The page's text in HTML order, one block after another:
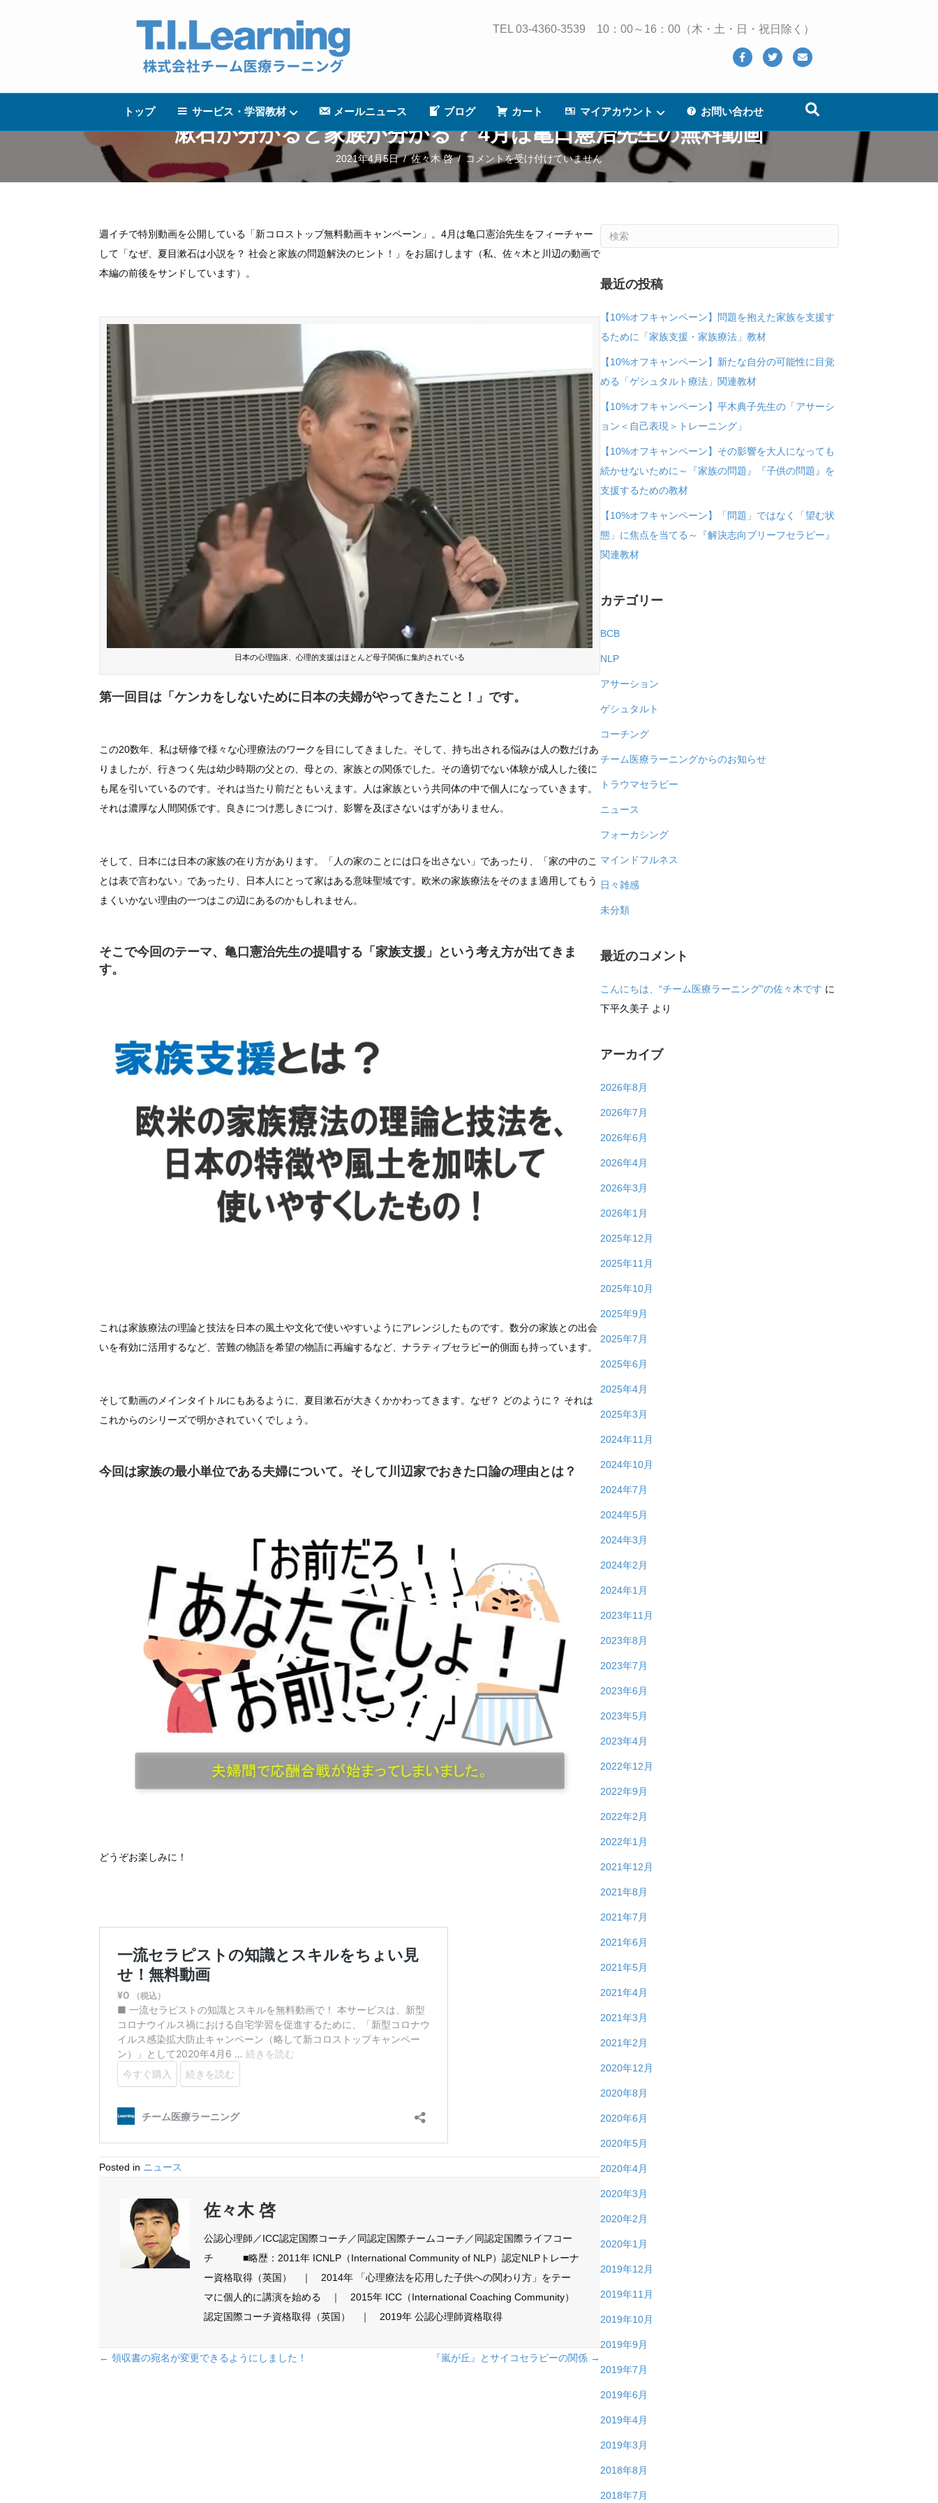
TEL 03-4360-3539 10：00～16：00（木・土・日・祝日除く）
FacebookTwitter
トップ サービス・学習教材 メールニュース ブログ カート マイアカウント お問い合わせ
漱石が分かると家族が分かる？ 4月は亀口憲治先生の無料動画
2021年4月5日/佐々木 啓/ 漱
石
か
る
族
か
る？
4
月
は
亀
口
憲
治
先
生
の
無
料
動
コメントを受け付けていません
週イチで特別動画を公開している「新コロストップ無料動画キャンペーン」。4月は亀口憲治先生をフィーチャー
して「なぜ、夏目漱石は小説を？ 社会と家族の問題解決のヒント！」をお届けします（私、佐々木と川辺の動画で
本編の前後をサンドしています）。
日本の心理臨床、心理的支援はほとんど母子関係に集約されている
第一回目は「ケンカをしないために日本の夫婦がやってきたこと！」です。
この20数年、私は研修で様々な心理療法のワークを目にしてきました。そして、持ち出される悩みは人の数だけあ
りましたが、行きつく先は幼少時期の父との、母との、家族との関係でした。その適切でない体験が成人した後に
も尾を引いているのです。それは当たり前だともいえます。人は家族という共同体の中で個人になっていきます。
それは濃厚な人間関係です。良きにつけ悪しきにつけ、影響を及ぼさないはずがありません。
そして、日本には日本の家族の在り方があります。「人の家のことには口を出さない」であったり、「家の中のこ
とは表で言わない」であったり、日本人にとって家はある意味聖域です。欧米の家族療法をそのまま適用してもう
まくいかない理由の一つはこの辺にあるのかもしれません。
そこで今回のテーマ、亀口憲治先生の提唱する「家族支援」という考え方が出てきま
す。
これは家族療法の理論と技法を日本の風土や文化で使いやすいようにアレンジしたものです。数分の家族との出会
いを有効に活用するなど、苦難の物語を希望の物語に再編するなど、ナラティブセラピー的側面も持っています。
そして動画のメインタイトルにもあるように、夏目漱石が大きくかかわってきます。なぜ？ どのように？ それは
これからのシリーズで明かされていくでしょう。
今回は家族の最小単位である夫婦について。そして川辺家でおきた口論の理由とは？
どうぞお楽しみに！
Posted in ニュース
佐々木 啓
公認心理師／ICC認定国際コーチ／同認定国際チームコーチ／同認定国際ライフコー
チ ■略歴：2011年 ICNLP（International Community of NLP）認定NLPトレーナ
ー資格取得（英国） ｜ 2014年 「心理療法を応用した子供への関わり方」をテー
マに個人的に講演を始める ｜ 2015年 ICC（International Coaching Community）
認定国際コーチ資格取得（英国） ｜ 2019年 公認心理師資格取得
Posts
← 領収書の宛名が変更できるようにしました！ 『嵐が丘』とサイコセラピーの関係 →
最近の投稿
【10%オフキャンペーン】問題を抱えた家族を支援す
るために「家族支援・家族療法」教材
【10%オフキャンペーン】新たな自分の可能性に目覚
める「ゲシュタルト療法」関連教材
【10%オフキャンペーン】平木典子先生の「アサーシ
ョン＜自己表現＞トレーニング」
【10%オフキャンペーン】その影響を大人になっても
続かせないために～『家族の問題』『子供の問題』を
支援するための教材
【10%オフキャンペーン】「問題」ではなく「望む状
態」に焦点を当てる～『解決志向ブリーフセラピー』
関連教材
カテゴリー
BCB
NLP
アサーション
ゲシュタルト
コーチング
チーム医療ラーニングからのお知らせ
トラウマセラピー
ニュース
フォーカシング
マインドフルネス
日々雑感
未分類
最近のコメント
こんにちは、“チーム医療ラーニング”の佐々木です に
下平久美子 より
アーカイブ
2026年8月
2026年7月
2026年6月
2026年4月
2026年3月
2026年1月
2025年12月
2025年11月
2025年10月
2025年9月
2025年7月
2025年6月
2025年4月
2025年3月
2024年11月
2024年10月
2024年7月
2024年5月
2024年3月
2024年2月
2024年1月
2023年11月
2023年8月
2023年7月
2023年6月
2023年5月
2023年4月
2022年12月
2022年9月
2022年2月
2022年1月
2021年12月
2021年8月
2021年7月
2021年6月
2021年5月
2021年4月
2021年3月
2021年2月
2020年12月
2020年8月
2020年6月
2020年5月
2020年4月
2020年3月
2020年2月
2020年1月
2019年12月
2019年11月
2019年10月
2019年9月
2019年7月
2019年6月
2019年4月
2019年3月
2018年8月
2018年7月